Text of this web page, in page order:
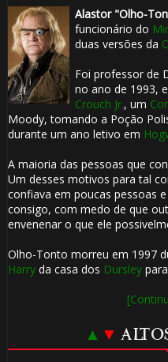
Alastor "Olho-
funcionário do
duas versões da
Foi professor de
no ano de 1993,
Crouch Jr., um
Moody, tomando a Poção
durante um ano letivo em
A maioria das pessoas que
Um desses motivos para tal
confiava em poucas pessoas
consigo, com medo de que
envenenar o que ele
Olho-Tonto morreu em 1997
Harryda casa dos Dursley
▲ ▼